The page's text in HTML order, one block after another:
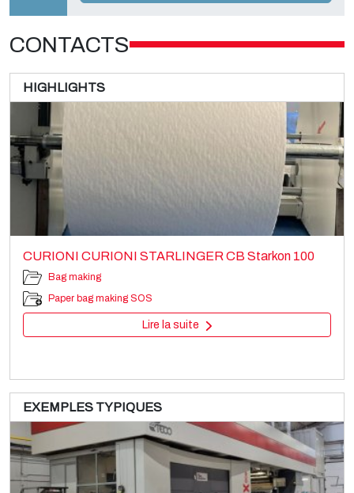
CONTACTS
HIGHLIGHTS
CURIONI CURIONI STARLINGER CB Starkon 100
Bag making
Paper bag making SOS
Lire la suite
EXEMPLES TYPIQUES